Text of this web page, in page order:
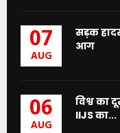
07
AUG
सड़क
आग
06
AUG
विश्व का
IIJS का...